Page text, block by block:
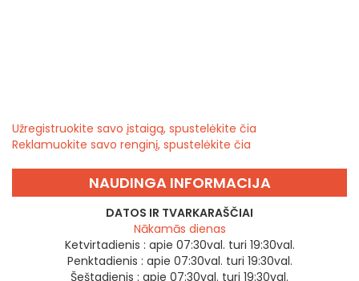
Užregistruokite savo įstaigą, spustelėkite čia
Reklamuokite savo renginį, spustelėkite čia
NAUDINGA INFORMACIJA
DATOS IR TVARKARAŠČIAI
Nākamās dienas
Ketvirtadienis : apie 07:30val. turi 19:30val.
Penktadienis : apie 07:30val. turi 19:30val.
Šeštadienis : apie 07:30val. turi 19:30val.